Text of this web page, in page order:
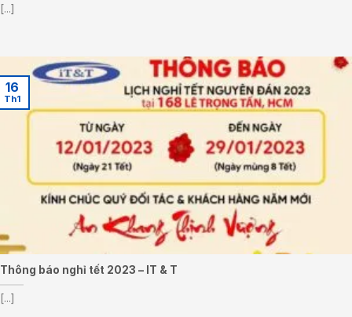
[...]
Thông báo nghỉ tết 2023 – IT & T
[...]
16
Th1